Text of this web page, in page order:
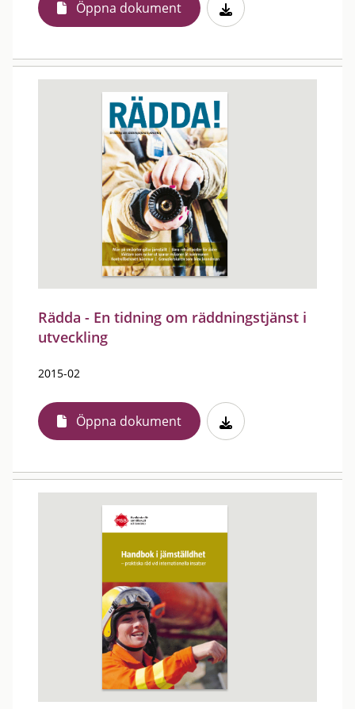
Öppna dokument
Rädda - En tidning om räddningstjänst i
utveckling
2015-02
Öppna dokument